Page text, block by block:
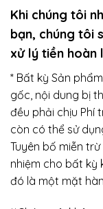
Khi chúng tôi
bạn, chúng tôi
xử lý tiền hoàn
* Bất kỳ Sản
gốc, nội dung bị
đều phải chịu Phí
còn có thể sử
Tuyên bố miễn
nhiệm cho bất kỳ
đó là một mặt